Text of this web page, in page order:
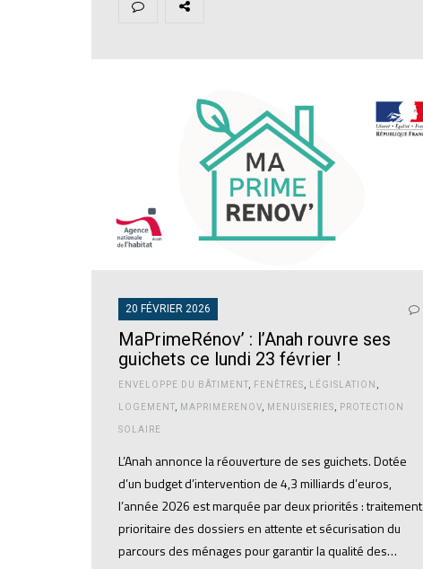
20 FÉVRIER 2026
MaPrimeRénov’ : l’Anah rouvre ses
guichets ce lundi 23 février !
ENVELOPPE DU BÂTIMENT FENÊTRES LÉGISLATION
LOGEMENT MAPRIMERENOV MENUISERIES PROTECTION
SOLAIRE
L’Anah annonce la réouverture de ses guichets. Dotée
d’un budget d’intervention de 4,3 milliards d’euros,
l’année 2026 est marquée par deux priorités : traitement
prioritaire des dossiers en attente et sécurisation du
parcours des ménages pour garantir la qualité des…